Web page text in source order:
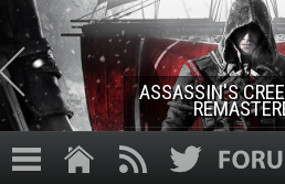
Direkt zum
ASSASSIN'S